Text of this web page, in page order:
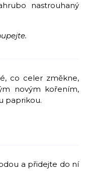
nastrouhaný
co celer změkne,
novým kořením,
paprikou.
a přidejte do ní